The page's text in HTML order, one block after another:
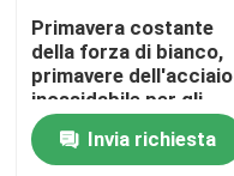
Casa
Prodotti
Primavera costante
della forza di bianco,
primavere dell'acciaio
inossidabile per gli
spingitoi del
supermercato
Invia richiesta